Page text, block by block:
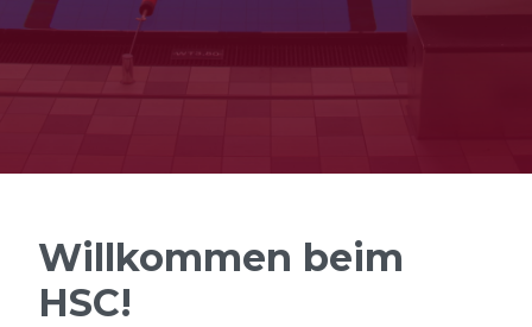
Willkommen beim
HSC!